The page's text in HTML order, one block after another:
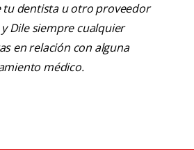
tu dentista u otro proveedor
Dile siempre cualquier
en relación con alguna
médico.